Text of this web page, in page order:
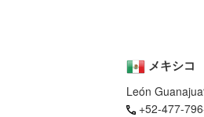
メキシコ
León
+52-477-